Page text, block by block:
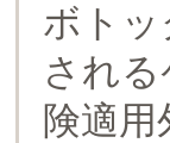
ボトッ
され
険適